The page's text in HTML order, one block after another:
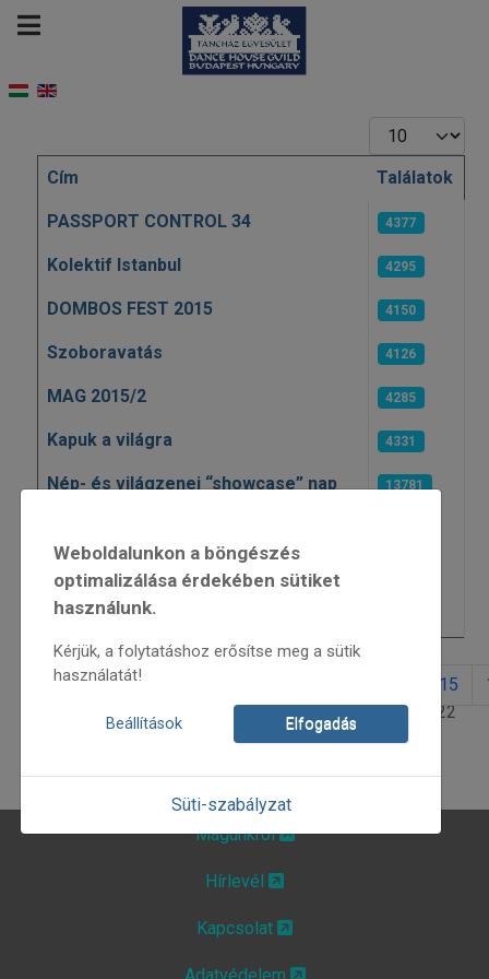
Tételek #
Cikkek
Cím Találatok
PASSPORT CONTROL 34 4377
Kolektif Istanbul 4295
DOMBOS FEST 2015 4150
Szoboravatás 4126
MAG 2015/2 4285
Kapuk a világra 4331
Nép- és világzenei “showcase” nap 13781
folkMAGazin a Múzeumok Éjszakáján
Ladikos Fesztivál – 2015
13. oldal / 22
8 15
Weboldalunkon a böngészés
optimalizálása érdekében sütiket
használunk.
Kérjük, a folytatáshoz erősítse meg a sütik
használatát!
Beállítások Elfogadás
Süti-szabályzat
Magunkról
Hírlevél
Kapcsolat